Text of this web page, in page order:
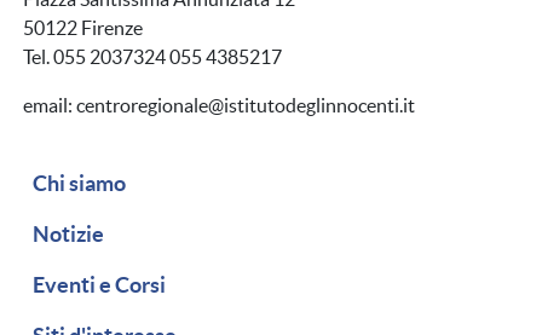
50122 Firenze
Tel. 055 2037324 055 4385217
email: centroregionale@istitutodeglinnocenti.it
Navigazione secondaria
Chi siamo
Notizie
Eventi e Corsi